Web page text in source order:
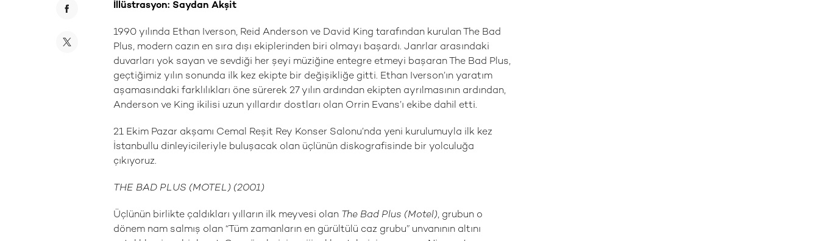
İllüstrasyon: Saydan Akşit
1990 yılında Ethan Iverson, Reid Anderson ve David King tarafından kurulan The Bad
Plus, modern cazın en sıra dışı ekiplerinden biri olmayı başardı. Janrlar arasındaki
duvarları yok sayan ve sevdiği her şeyi müziğine entegre etmeyi başaran The Bad Plus,
geçtiğimiz yılın sonunda ilk kez ekipte bir değişikliğe gitti. Ethan Iverson’ın yaratım
aşamasındaki farklılıkları öne sürerek 27 yılın ardından ekipten ayrılmasının ardından,
Anderson ve King ikilisi uzun yıllardır dostları olan Orrin Evans’ı ekibe dahil etti.
21 Ekim Pazar akşamı Cemal Reşit Rey Konser Salonu’nda yeni kurulumuyla ilk kez
İstanbullu dinleyicileriyle buluşacak olan üçlünün diskografisinde bir yolculuğa
çıkıyoruz.
THE BAD PLUS (MOTEL) (2001)
Üçlünün birlikte çaldıkları yılların ilk meyvesi olan The Bad Plus (Motel), grubun o
dönem nam salmış olan “Tüm zamanların en gürültülü caz grubu” unvanının altını